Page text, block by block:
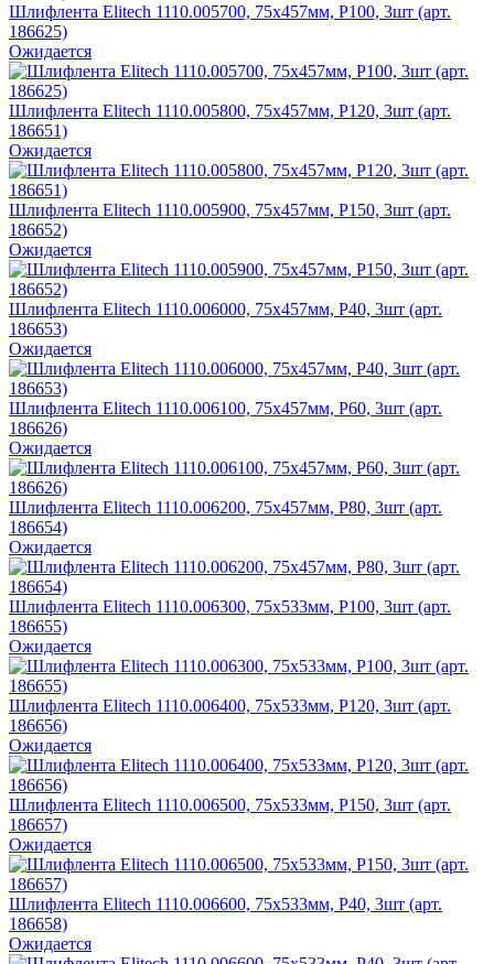
Шлифлента Elitech 1110.005700, 75х457мм, P100, 3шт (арт.
186625)
Ожидается
Шлифлента Elitech 1110.005800, 75х457мм, P120, 3шт (арт.
186651)
Ожидается
Шлифлента Elitech 1110.005900, 75х457мм, P150, 3шт (арт.
186652)
Ожидается
Шлифлента Elitech 1110.006000, 75х457мм, P40, 3шт (арт.
186653)
Ожидается
Шлифлента Elitech 1110.006100, 75х457мм, P60, 3шт (арт.
186626)
Ожидается
Шлифлента Elitech 1110.006200, 75х457мм, P80, 3шт (арт.
186654)
Ожидается
Шлифлента Elitech 1110.006300, 75х533мм, P100, 3шт (арт.
186655)
Ожидается
Шлифлента Elitech 1110.006400, 75х533мм, P120, 3шт (арт.
186656)
Ожидается
Шлифлента Elitech 1110.006500, 75х533мм, P150, 3шт (арт.
186657)
Ожидается
Шлифлента Elitech 1110.006600, 75х533мм, P40, 3шт (арт.
186658)
Ожидается